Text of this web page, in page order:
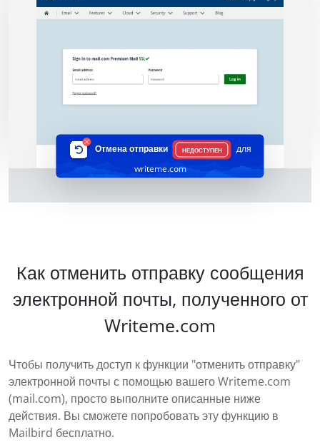
Отмена отправки НЕДОСТУПЕН
для
writeme.com
Как отменить отправку сообщения
электронной почты, полученного от
Writeme.com
Чтобы получить доступ к функции "отменить отправку"
электронной почты с помощью вашего Writeme.com
(mail.com), просто выполните описанные ниже
действия. Вы сможете попробовать эту функцию в
Mailbird бесплатно.